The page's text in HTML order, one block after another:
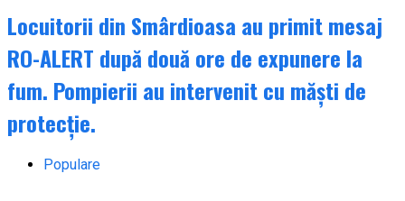
Locuitorii din Smârdioasa au primit mesaj
RO-ALERT după două ore de expunere la
fum. Pompierii au intervenit cu măști de
protecție.
Populare